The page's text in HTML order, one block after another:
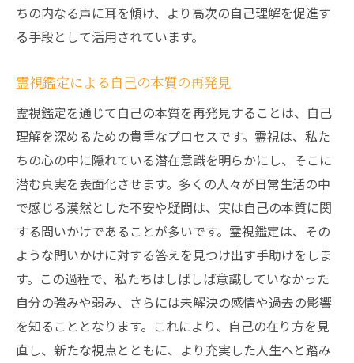
ちの内なる声に耳を傾け、より高次の自己理解を促進す
る手段として活用されています。
霊視鑑定による自己の本質の再発見
霊視鑑定を通じて自己の本質を再発見することは、自己
理解を深めるための貴重なプロセスです。霊視は、私た
ちの心の中に隠れている潜在意識を明らかにし、そこに
潜む真実を表面化させます。多くの人々が日常生活の中
で感じる漠然とした不安や疑問は、実は自己の本質に関
する問いかけであることが多いです。霊視鑑定は、その
ような問いかけに対する答えを見つけ出す手助けをしま
す。この過程で、私たちはしばしば意識していなかった
自分の強みや弱み、さらには未解決の感情や過去の影響
を知ることとなります。これにより、自己の在り方を見
直し、新たな視点とともに、より充実した人生へと踏み